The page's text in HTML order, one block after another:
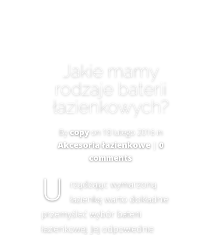
Jakie mamy
rodzaje baterii
łazienkowych?
Bycopyon 18 lutego 2016 in
Akcesoria łazienkowe|0
comments
U
rządzając wymarzoną
łazienkę warto dokładnie
przemyśleć wybór baterii
łazienkowej. Jej odpowiednie